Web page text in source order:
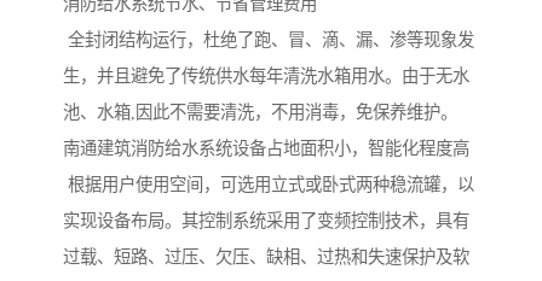
全封闭结构运行，杜绝了跑、冒、滴、漏、渗等现象发
生，并且避免了传统供水每年清洗水箱用水。由于无水
池、水箱,因此不需要清洗，不用消毒，免保养维护。
南通建筑消防给水系统设备占地面积小，智能化程度高
根据用户使用空间，可选用立式或卧式两种稳流罐，以
实现设备布局。其控制系统采用了变频控制技术，具有
过载、短路、过压、欠压、缺相、过热和失速保护及软